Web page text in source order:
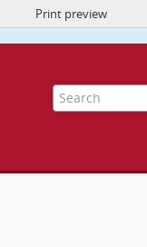
your ability to
Print preview